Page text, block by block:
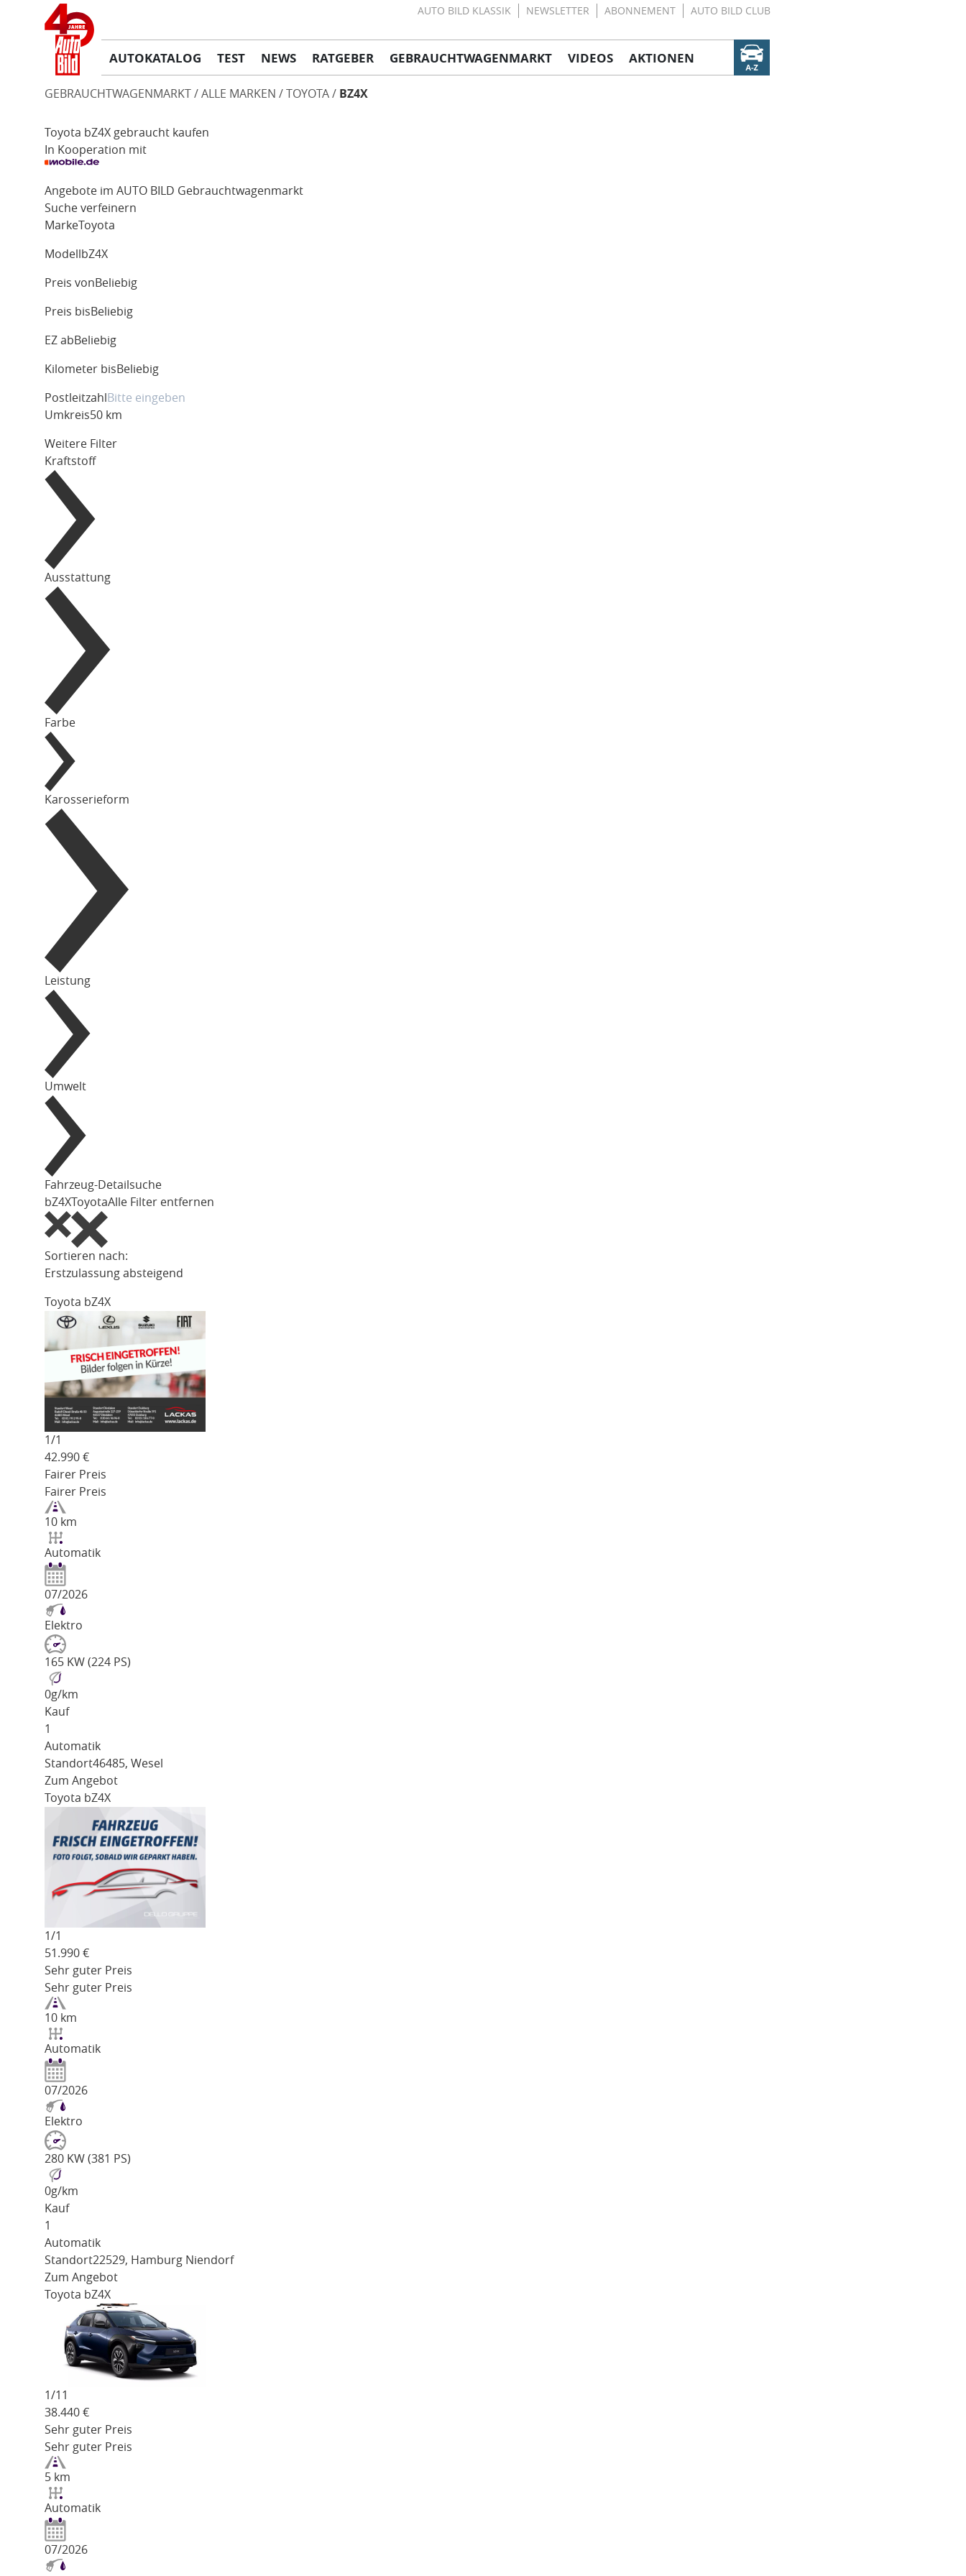
AUTO BILD KLASSIK NEWSLETTER ABONNEMENT AUTO BILD CLUB
AUTOKATALOG TEST NEWS RATGEBER GEBRAUCHTWAGENMARKT VIDEOS AKTIONEN
GEBRAUCHTWAGENMARKT ALLE MARKEN TOYOTA BZ4X
Toyota bZ4X gebraucht kaufen
In Kooperation mit
Angebote im AUTO BILD Gebrauchtwagenmarkt
Suche verfeinern
MarkeToyota
Modell bZ4X
Preis von Beliebig
Preis bis Beliebig
EZ ab Beliebig
Kilometer bis Beliebig
Postleitzahl
Umkreis50 km
Weitere Filter
Kraftstoff
Ausstattung
Farbe
Karosserieform
Leistung
Umwelt
Fahrzeug-Detailsuche
bZ4XToyotaAlle Filter entfernen
Sortieren nach:
Erstzulassung absteigend
Toyota bZ4X
1/1
42.990 €
Fairer Preis
Fairer Preis
10 km
Automatik
07/2026
Elektro
165 KW (224 PS)
0g/km
Kauf
1
Automatik
Standort46485, Wesel
Zum Angebot
Toyota bZ4X
1/1
51.990 €
Sehr guter Preis
Sehr guter Preis
10 km
Automatik
07/2026
Elektro
280 KW (381 PS)
0g/km
Kauf
1
Automatik
Standort22529, Hamburg Niendorf
Zum Angebot
Toyota bZ4X
1/11
38.440 €
Sehr guter Preis
Sehr guter Preis
5 km
Automatik
07/2026